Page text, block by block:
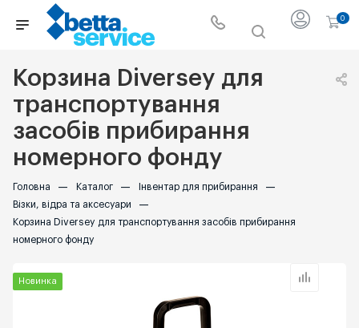
0
Корзина Diversey для
транспортування
засобів прибирання
номерного фонду
Головна — Каталог — Інвентар для прибирання —
Візки, відра та аксесуари —
Корзина Diversey для транспортування засобів прибирання
номерного фонду
Новинка